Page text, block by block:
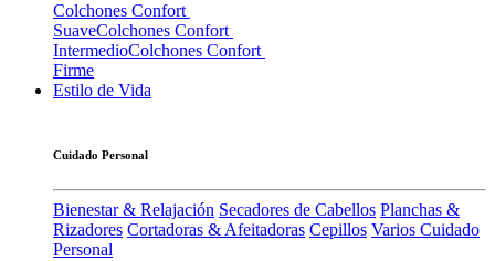
Colchones Confort
SuaveColchones Confort
IntermedioColchones Confort
Firme
Estilo de Vida
Cuidado Personal
Bienestar & Relajación Secadores de Cabellos Planchas &
Rizadores Cortadoras & Afeitadoras Cepillos Varios Cuidado
Personal